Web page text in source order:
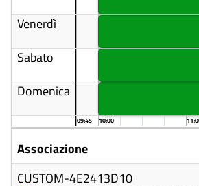
Venerdì
Sabato
Domenica
09:45 10:00
Associazione
CUSTOM-4E2413D10